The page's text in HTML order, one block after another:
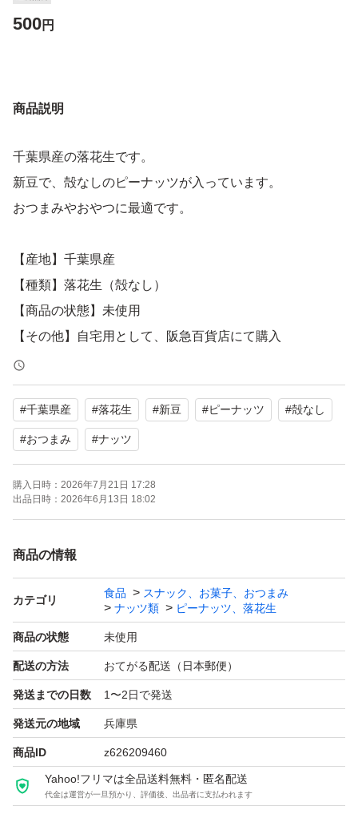
500円
商品説明
千葉県産の落花生です。
新豆で、殻なしのピーナッツが入っています。
おつまみやおやつに最適です。
【産地】千葉県産
【種類】落花生（殻なし）
【商品の状態】未使用
【その他】自宅用として、阪急百貨店にて購入
【賞味期限】2026.2.13
再出品・カテゴリ変更可能です。
商品への質問からご連絡ください。
#千葉県産 #落花生 #新豆 #ピーナッツ #殻なし
#おつまみ #ナッツ
購入日時： 2026年7月21日 17:28
出品日時： 2026年6月13日 18:02
商品の情報
カテゴリ
食品
スナック、お菓子、おつまみ
ナッツ類
ピーナッツ、落花生
商品の状態 未使用
配送の方法 おてがる配送（日本郵便）
発送までの日数 1〜2日で発送
発送元の地域 兵庫県
商品ID z626209460
Yahoo!フリマは全品送料無料・匿名配送
代金は運営が一旦預かり、評価後、出品者に支払われます